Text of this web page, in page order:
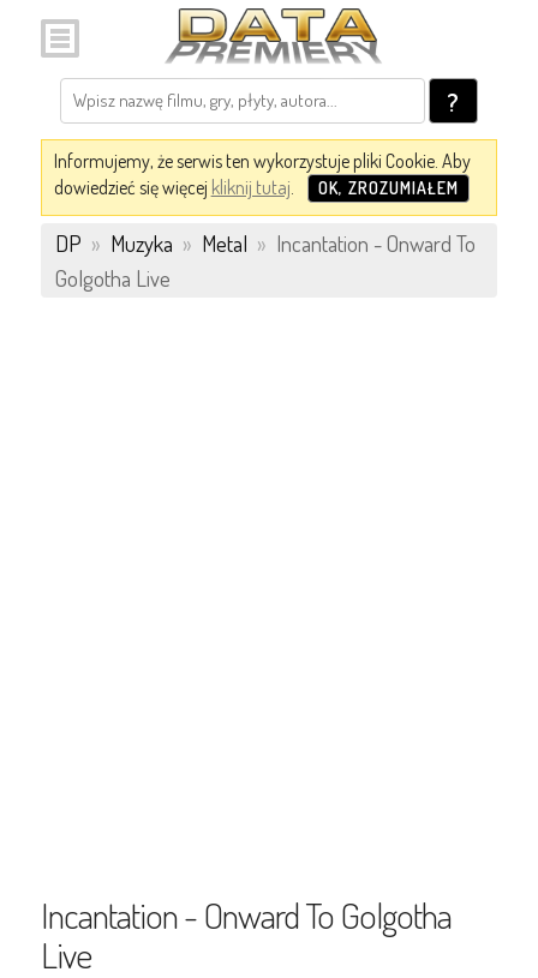
?
Informujemy, że serwis ten wykorzystuje pliki Cookie. Aby
dowiedzieć się więcej kliknij tutaj. OK, ZROZUMIAŁEM
DP » Muzyka » Metal » Incantation - Onward To
Golgotha Live
Incantation - Onward To Golgotha
Live